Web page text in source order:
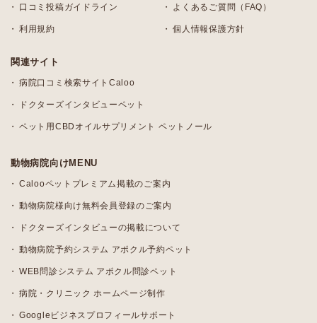
口コミ投稿ガイドライン よくあるご質問（FAQ）
利用規約 個人情報保護方針
関連サイト
病院口コミ検索サイトCaloo
ドクターズインタビューペット
ペット用CBDオイルサプリメント ペットノール
動物病院向けMENU
Calooペットプレミアム掲載のご案内
動物病院様向け無料会員登録のご案内
ドクターズインタビューの掲載について
動物病院予約システム アポクル予約ペット
WEB問診システム アポクル問診ペット
病院・クリニック ホームページ制作
Googleビジネスプロフィールサポート